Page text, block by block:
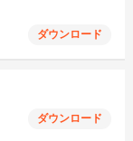
ダウンロード
ダウンロード